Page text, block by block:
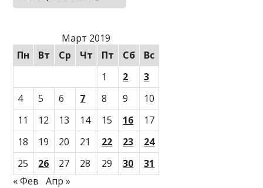
Март 2019
Пн
Вт Ср Чт Пт Сб
Вс
1
2
3
4
5 6 7 8 9
10
11
12 13 14 15 16
17
18
19 20 21 22 23
24
25
26 27 28 29 30
31
« Фев
Апр »